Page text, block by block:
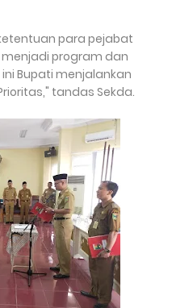
para pejabat
program dan
Bupati menjalankan
tandas Sekda.